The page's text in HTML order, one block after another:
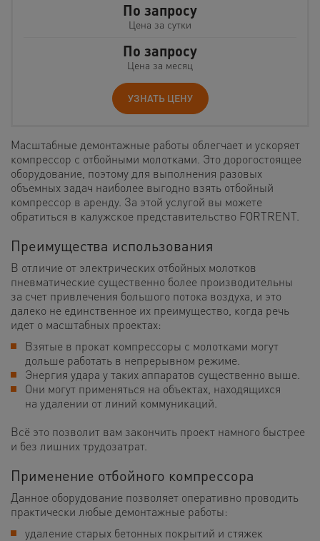
По запросу
Цена за сутки
По запросу
Цена за месяц
УЗНАТЬ ЦЕНУ
Масштабные демонтажные работы облегчает и ускоряет
компрессор с отбойными молотками. Это дорогостоящее
оборудование, поэтому для выполнения разовых
объемных задач наиболее выгодно взять отбойный
компрессор в аренду. За этой услугой вы можете
обратиться в калужское представительство FORTRENT.
Преимущества использования
В отличие от электрических отбойных молотков
пневматические существенно более производительны
за счет привлечения большого потока воздуха, и это
далеко не единственное их преимущество, когда речь
идет о масштабных проектах:
Взятые в прокат компрессоры с молотками могут
дольше работать в непрерывном режиме.
Энергия удара у таких аппаратов существенно выше.
Они могут применяться на объектах, находящихся
на удалении от линий коммуникаций.
Всё это позволит вам закончить проект намного быстрее
и без лишних трудозатрат.
Применение отбойного компрессора
Данное оборудование позволяет оперативно проводить
практически любые демонтажные работы:
удаление старых бетонных покрытий и стяжек